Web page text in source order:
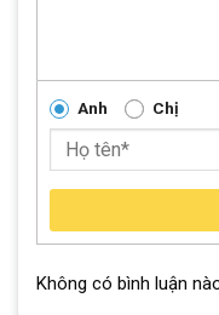
Anh Chị
Không có bình luận